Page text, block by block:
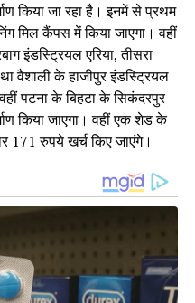
किया जा रहा है। इनमें से प्रथम
मिल कैंपस में किया जाएगा। वहीं
इंडस्ट्रियल एरिया, तीसरा
वैशाली के हाजीपुर इंडस्ट्रियल
पटना के बिहटा के सिकंदरपुर
किया जाएगा। वहीं एक शेड के
171 रुपये खर्च किए जाएंगे।